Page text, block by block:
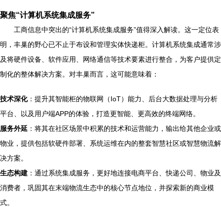
聚焦“计算机系统集成服务”
工商信息中突出的“计算机系统集成服务”值得深入解读。这一定位表
明，丰巢的野心已不止于布设和管理实体快递柜。计算机系统集成通常涉
及将硬件设备、软件应用、网络通信等技术要素进行整合，为客户提供定
制化的整体解决方案。对丰巢而言，这可能意味着：
技术深化：提升其智能柜的物联网（IoT）能力、后台大数据处理与分析
平台、以及用户端APP的体验，打造更智能、更高效的终端网络。
服务外延 ：将其在社区场景中积累的技术和运营能力，输出给其他企业或
物业，提供包括软硬件部署、系统运维在内的整套智慧社区或智慧物流解
决方案。
生态构建 ：通过系统集成服务，更好地连接电商平台、快递公司、物业及
消费者，巩固其在末端物流生态中的核心节点地位，并探索新的商业模
式。